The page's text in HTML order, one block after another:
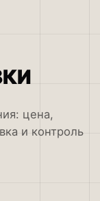
цена,
и контроль